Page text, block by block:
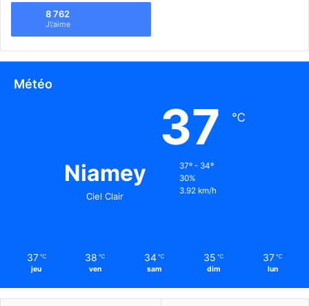
8 762
J\'aime
Météo
Niamey
Ciel Clair
37 ℃
37º - 34º
30%
3.92 km/h
37 ℃
jeu
38 ℃
ven
34 ℃
sam
35 ℃
dim
37 ℃
lun